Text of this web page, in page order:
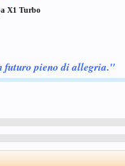
X1 Turbo
futuro pieno di allegria."